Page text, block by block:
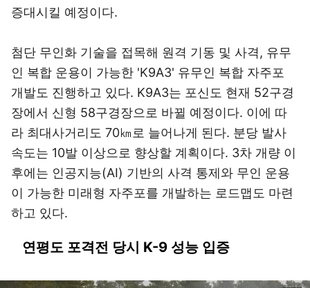
증대시킬 예정이다.
첨단 무인화 기술을 접목해 원격 기동 및 사격, 유무
인 복합 운용이 가능한 'K9A3' 유무인 복합 자주포
개발도 진행하고 있다. K9A3는 포신도 현재 52구경
장에서 신형 58구경장으로 바뀔 예정이다. 이에 따
라 최대사거리도 70㎞로 늘어나게 된다. 분당 발사
속도는 10발 이상으로 향상할 계획이다. 3차 개량 이
후에는 인공지능(AI) 기반의 사격 통제와 무인 운용
이 가능한 미래형 자주포를 개발하는 로드맵도 마련
하고 있다.
연평도 포격전 당시 K-9 성능 입증